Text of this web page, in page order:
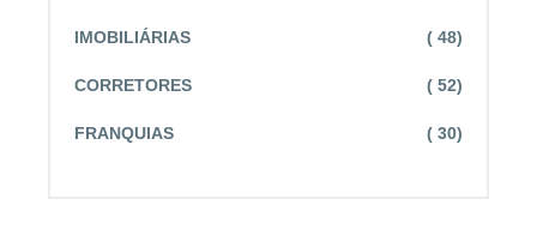
IMOBILIÁRIAS ( 48)
CORRETORES ( 52)
FRANQUIAS ( 30)